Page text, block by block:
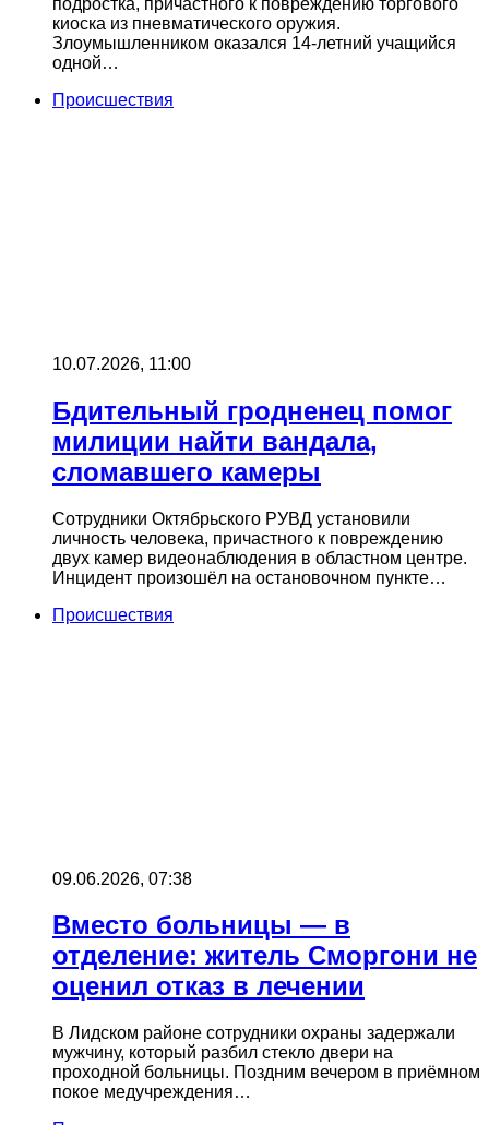
киоска из пневматического оружия.
Злоумышленником оказался 14-летний учащийся
одной…
Происшествия
10.07.2026, 11:00
Бдительный гродненец помог
милиции найти вандала,
сломавшего камеры
Сотрудники Октябрьского РУВД установили
личность человека, причастного к повреждению
двух камер видеонаблюдения в областном центре.
Инцидент произошёл на остановочном пункте…
Происшествия
09.06.2026, 07:38
Вместо больницы — в
отделение: житель Сморгони не
оценил отказ в лечении
В Лидском районе сотрудники охраны задержали
мужчину, который разбил стекло двери на
проходной больницы. Поздним вечером в приёмном
покое медучреждения…